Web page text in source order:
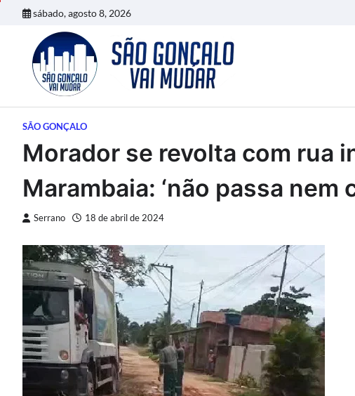
sábado, agosto 8, 2026
SÃO GONÇALO
Morador se revolta com rua
Marambaia: ‘não passa nem
Serrano 18 de abril de 2024